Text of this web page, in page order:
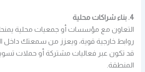
4. بناء شراكات محلية
التعاون مع مؤسسات أو جمعيات محلية
روابط خارجية قوية، ويعزز من سمعتك داخل
قد تكون عبر فعاليات مشتركة أو حملات
المنطقة.